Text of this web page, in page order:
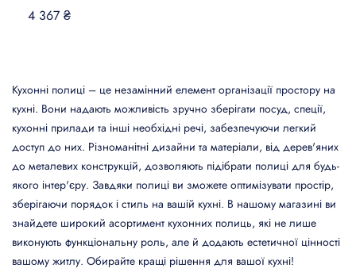
4 367 ₴
Кухонні полиці – це незамінний елемент організації простору на
кухні. Вони надають можливість зручно зберігати посуд, спеції,
кухонні прилади та інші необхідні речі, забезпечуючи легкий
доступ до них. Різноманітні дизайни та матеріали, від дерев'яних
до металевих конструкцій, дозволяють підібрати полиці для будь-
якого інтер'єру. Завдяки полиці ви зможете оптимізувати простір,
зберігаючи порядок і стиль на вашій кухні. В нашому магазині ви
знайдете широкий асортимент кухонних полиць, які не лише
виконують функціональну роль, але й додають естетичної цінності
вашому житлу. Обирайте кращі рішення для вашої кухні!